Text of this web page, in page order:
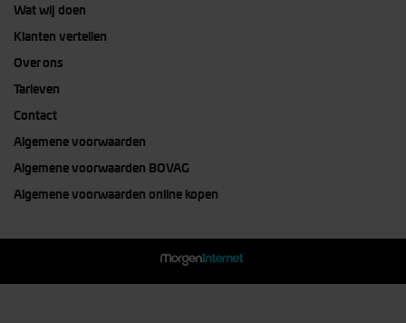
Wat wij doen
Klanten vertellen
Over ons
Tarieven
Contact
Algemene voorwaarden
Algemene voorwaarden BOVAG
Algemene voorwaarden online kopen